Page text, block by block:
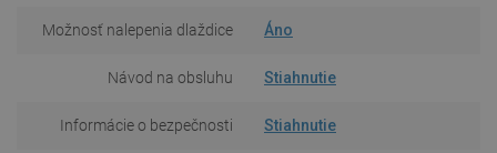
Možnosť nalepenia dlaždice Áno
Návod na obsluhu Stiahnutie
Informácie o bezpečnosti Stiahnutie